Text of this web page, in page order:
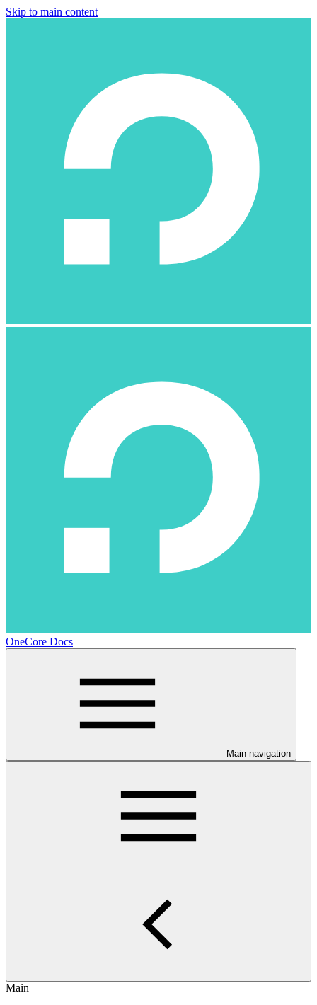
Skip to main content
OneCore Docs
Main navigation
Main